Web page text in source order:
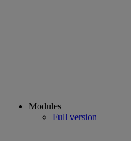
Modules
Full version